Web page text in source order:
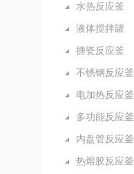
水热反应釜
液体搅拌罐
搪瓷反应釜
不锈钢反应釜
电加热反应釜
多功能反应釜
内盘管反应釜
热熔胶反应釜